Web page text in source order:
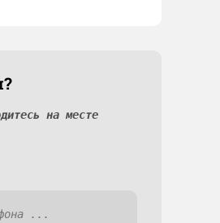
на месте